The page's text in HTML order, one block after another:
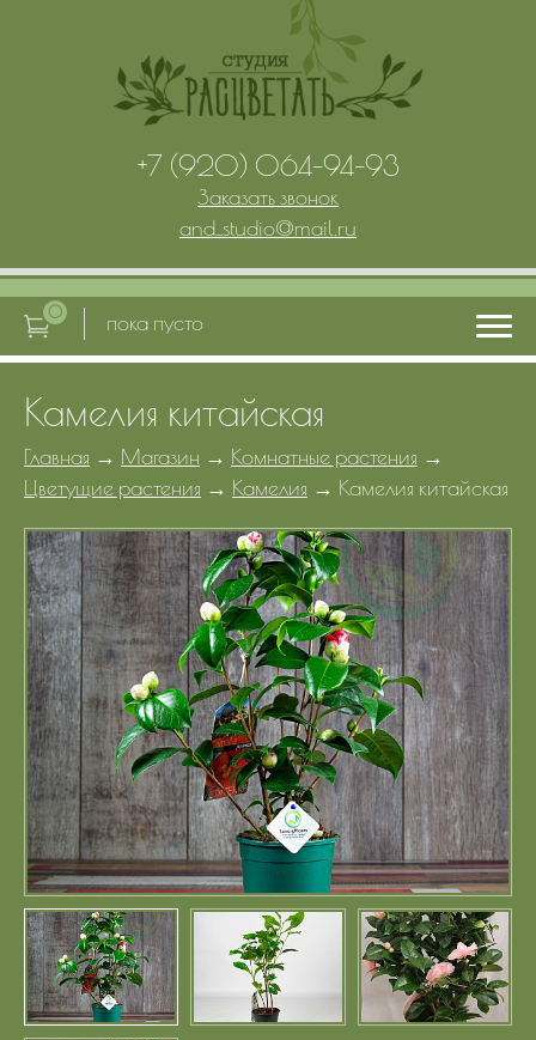
Камелия китайская
Главная → Магазин → Комнатные растения →
Цветущие растения → Камелия → Камелия китайская
+7 (920) 064-94-93
Заказать звонок
and_studio@mail.ru
0 пока пусто
Главная
Услуги
Портфолио
Цены
Контакты